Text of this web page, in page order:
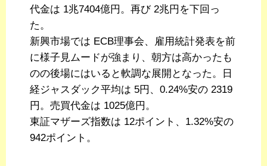
代金は 1兆7404億円。再び 2兆円を下回っ
た。
新興市場では ECB理事会、雇用統計発表を前
に様子見ムードが強まり、朝方は高かったも
のの後場にはいると軟調な展開となった。日
経ジャスダック平均は 5円、0.24%安の 2319
円。売買代金は 1025億円。
東証マザーズ指数は 12ポイント、1.32%安の
942ポイント。